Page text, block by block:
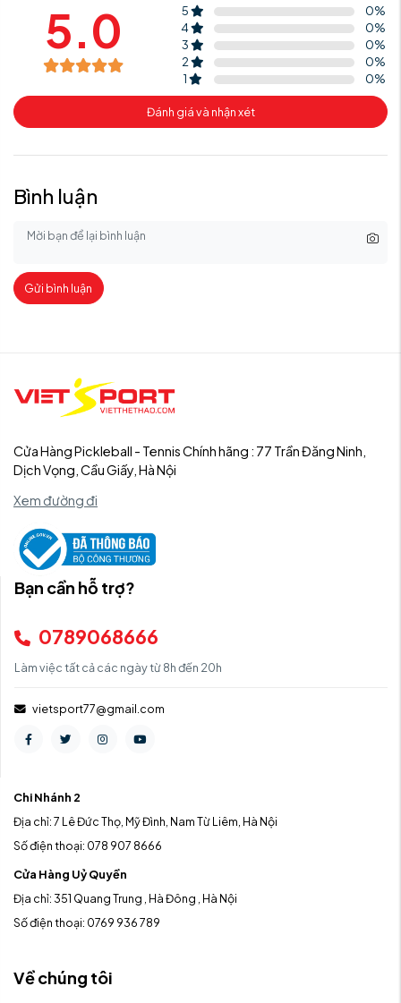
5.0 5 0%
4
0%
3
0%
2
0%
1
0%
Đánh giá và nhận xét
Bình luận
Gửi bình luận
Cửa Hàng Pickleball - Tennis Chính hãng : 77 Trần Đăng Ninh,
Dịch Vọng, Cầu Giấy, Hà Nội
Xem đường đi
Bạn cần hỗ trợ?
0789068666
Làm việc tất cả các ngày từ 8h đến 20h
vietsport77@gmail.com
Chi Nhánh 2
Địa chỉ: 7 Lê Đức Thọ, Mỹ Đình, Nam Từ Liêm, Hà Nội
Số điện thoại: 078 907 8666
Cửa Hàng Uỷ Quyền
Địa chỉ: 351 Quang Trung , Hà Đông , Hà Nội
Số điện thoại: 0769 936 789
Về chúng tôi